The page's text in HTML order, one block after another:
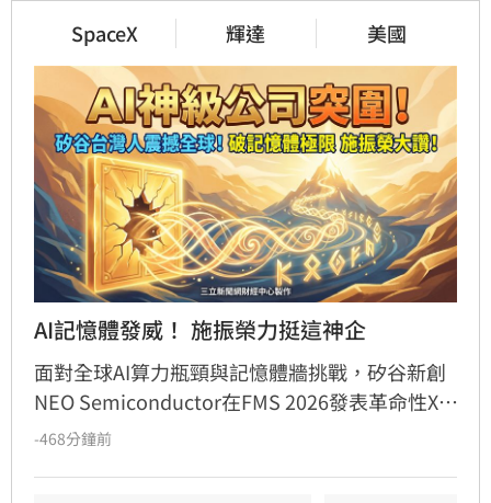
SpaceX 輝達 美國
AI記憶體發威！ 施振榮力挺這神企
面對全球AI算力瓶頸與記憶體牆挑戰，矽谷新創
NEO Semiconductor在FMS 2026發表革命性X-
SRAM與NEO.AI平台。該技術不僅將記憶體密度
-468分鐘前